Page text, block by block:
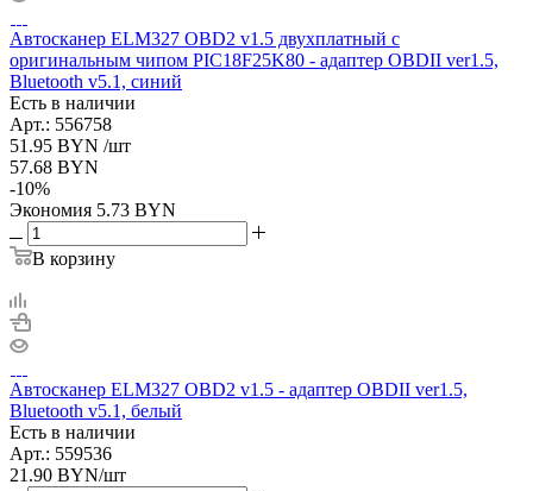
Автосканер ELM327 OBD2 v1.5 двухплатный с
оригинальным чипом PIC18F25K80 - aдаптер OBDII ver1.5,
Bluetooth v5.1, синий
Есть в наличии
Арт.: 556758
51.95 BYN /шт
57.68 BYN
-10%
Экономия 5.73 BYN
В корзину
Автосканер ELM327 OBD2 v1.5 - aдаптер OBDII ver1.5,
Bluetooth v5.1, белый
Есть в наличии
Арт.: 559536
21.90 BYN/шт